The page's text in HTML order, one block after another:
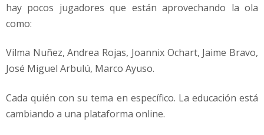
hay pocos jugadores que están aprovechando la ola
como:
Vilma Nuñez, Andrea Rojas, Joannix Ochart, Jaime Bravo,
José Miguel Arbulú, Marco Ayuso.
Cada quién con su tema en específico. La educación está
cambiando a una plataforma online.